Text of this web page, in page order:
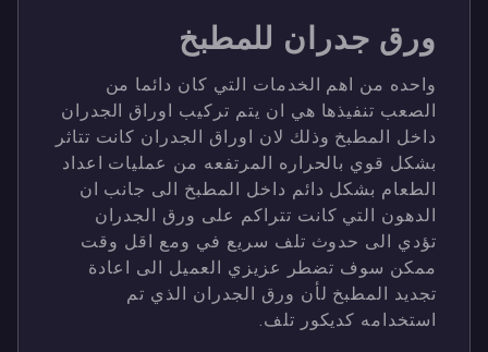
ورق جدران للمطبخ
واحده من اهم الخدمات التي كان دائما من
الصعب تنفيذها هي ان يتم تركيب اوراق الجدران
داخل المطبخ وذلك لان اوراق الجدران كانت تتاثر
بشكل قوي بالحراره المرتفعه من عمليات اعداد
الطعام بشكل دائم داخل المطبخ الى جانب ان
الدهون التي كانت تتراكم على ورق الجدران
تؤدي الى حدوث تلف سريع في ومع اقل وقت
ممكن سوف تضطر عزيزي العميل الى اعادة
تجديد المطبخ لأن ورق الجدران الذي تم
استخدامه كديكور تلف.